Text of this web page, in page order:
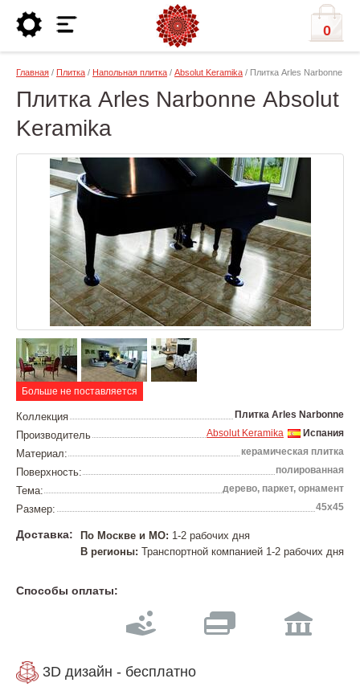
0
Главная / Плитка / Напольная плитка / Absolut Keramika / Плитка Arles Narbonne
Плитка Arles Narbonne Absolut
Keramika
Больше не поставляется
Коллекция Плитка Arles Narbonne
Производитель Испания
Absolut Keramika
Материал: керамическая плитка
Поверхность: полированная
Тема: дерево, паркет, орнамент
Размер: 45х45
Доставка: По Москве и МО: 1-2 рабочих дня
В регионы: Транспортной компанией 1-2 рабочих дня
Способы оплаты:
3D дизайн - бесплатно